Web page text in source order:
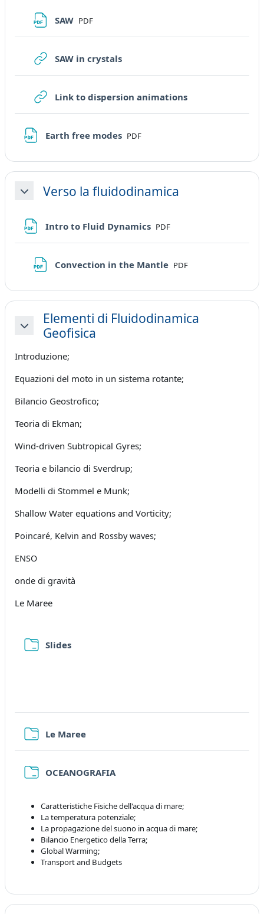
SAW File
PDF
SAW in crystalsURL
Link to dispersion animationsURL
Earth free modes File
PDF
MinimizzaVerso la fluidodinamica
Intro to Fluid Dynamics File
PDF
Convection in the Mantle File
PDF
Minimizza
Elementi di Fluidodinamica
Geofisica
Introduzione;
Equazioni del moto in un sistema rotante;
Bilancio Geostrofico;
Teoria di Ekman;
Wind-driven Subtropical Gyres;
Teoria e bilancio di Sverdrup;
Modelli di Stommel e Munk;
Shallow Water equations and Vorticity;
Poincaré, Kelvin and Rossby waves;
ENSO
onde di gravità
Le Maree
SlidesCartella
Le MareeCartella
OCEANOGRAFIACartella
Caratteristiche Fisiche dell'acqua di mare;
La temperatura potenziale;
La propagazione del suono in acqua di mare;
Bilancio Energetico della Terra;
Global Warming;
Transport and Budgets